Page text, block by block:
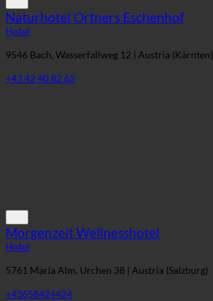
Naturhotel Ortners Eschenhof
Hotel
9546 Bach, Wasserfallweg 12 | Austria (Kärnten)
+43 42 40 82 62
Morgenzeit Wellnesshotel
Hotel
5761 Maria Alm, Urchen 38 | Austria (Salzburg)
+43658424424